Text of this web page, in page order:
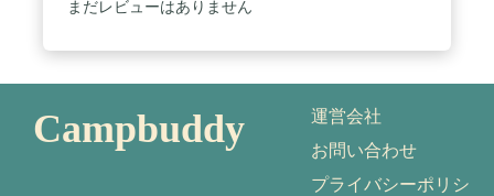
まだレビューはありません
Campbuddy
運営会社
お問い合わせ
プライバシーポリシ